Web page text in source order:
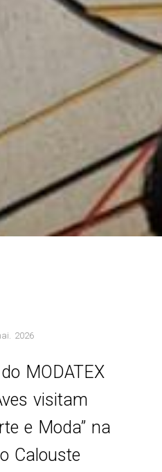
2026
MODATEX
visitam
e Moda” na
Calouste